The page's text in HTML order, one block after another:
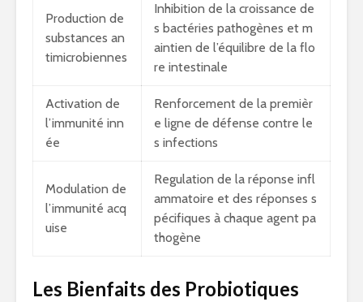
Production de
substances an
timicrobiennes
Inhibition de la croissance de
s bactéries pathogènes et m
aintien de l’équilibre de la flo
re intestinale
Activation de
l’immunité inn
ée
Renforcement de la premièr
e ligne de défense contre le
s infections
Modulation de
l’immunité acq
uise
Regulation de la réponse infl
ammatoire et des réponses s
pécifiques à chaque agent pa
thogène
Les Bienfaits des Probiotiques